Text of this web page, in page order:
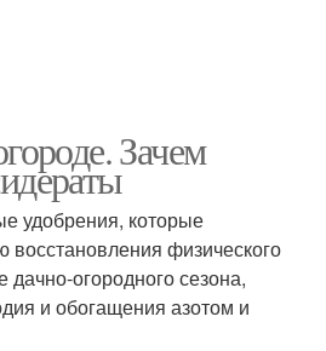
Зачем
удобрения, которые
физического
огородного сезона,
и обогащения азотом и